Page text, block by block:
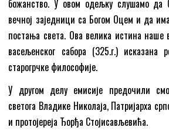
божанство. У овом одељку слушамо да
вечној заједници са Богом Оцем и да
постања света. Ова велика истина наше
васељенског сабора (325.г.)
старогрчке философије.
У другом делу емисије предочили
светога Владике Николаја, Патријарха
и протојереја Ђорђа Стојисављевића.